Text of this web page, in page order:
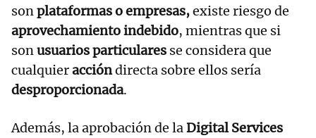
son plataformas o empresas,existe riesgo de
aprovechamiento indebido, mientras que si
son usuarios particulares se considera que
cualquieraccióndirecta sobre ellos sería
desproporcionada.
Además, la aprobación de la Digital Services